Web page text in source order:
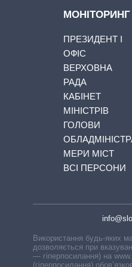
МОНІТОРИНГ
ПРЕЗИДЕНТ І
ОФІС
ВЕРХОВНА
РАДА
КАБІНЕТ
МІНІСТРІВ
ГОЛОВИ
МЕРИ МІСТ
ВСІ ПЕРСОНИ
Використання будь-яких
дозволяється при
— гіперпосилання) на
(гіперпосилання)